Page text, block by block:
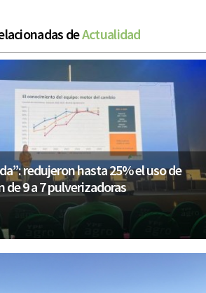
deActualidad
redujeron hasta 25% el uso de
de 9 a 7 pulverizadoras